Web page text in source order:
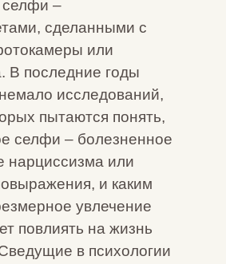
–
сделанными с
или
В последние годы
исследований,
пытаются понять,
селфи – болезненное
нарциссизма или
и каким
увлечение
повлиять на жизнь
в психологии